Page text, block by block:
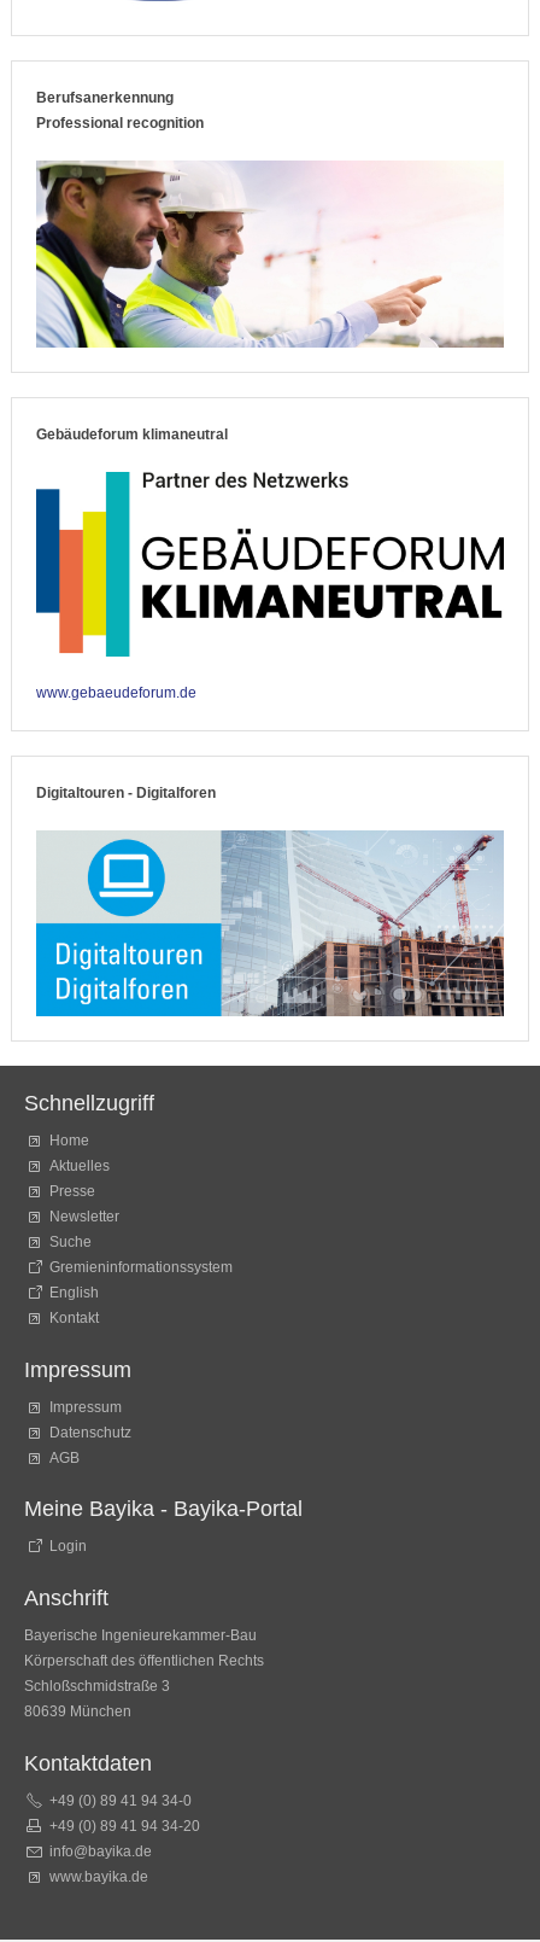
Berufsanerkennung
Professional recognition
Gebäudeforum klimaneutral
www.gebaeudeforum.de
Digitaltouren - Digitalforen
Schnellzugriff
Home
Aktuelles
Presse
Newsletter
Suche
Gremieninformationssystem
English
Kontakt
Impressum
Impressum
Datenschutz
AGB
Meine Bayika - Bayika-Portal
Login
Anschrift
Bayerische Ingenieurekammer-Bau
Körperschaft des öffentlichen Rechts
Schloßschmidstraße 3
80639 München
Kontaktdaten
+49 (0) 89 41 94 34-0
+49 (0) 89 41 94 34-20
info@bayika.de
www.bayika.de